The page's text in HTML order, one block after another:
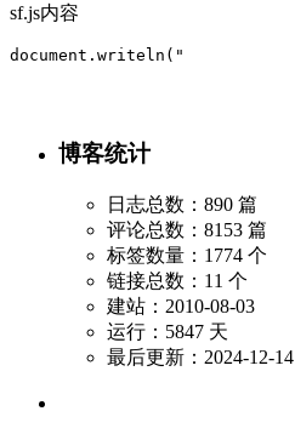
sf.js内容
document.writeln("
博客统计
日志总数：890 篇
评论总数：8153 篇
标签数量：1774 个
链接总数：11 个
建站：2010-08-03
运行：5847 天
最后更新：2024-12-14